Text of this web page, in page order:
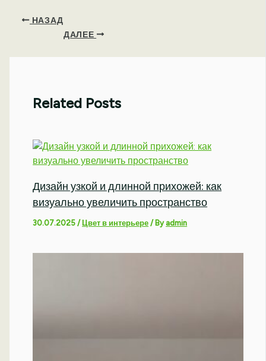
НАЗАД
ДАЛЕЕ
Related Posts
Дизайн узкой и длинной прихожей: как
визуально увеличить пространство
30.07.2025/ Цвет в интерьере / Byadmin